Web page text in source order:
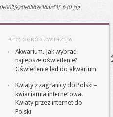
RYBY, OGRÓD ZWIERZĘTA
Akwarium. Jak wybrać
najlepsze oświetlenie?
Oświetlenie led do akwarium
Kwiaty z zagranicy do Polski –
kwiaciarnia internetowa.
Kwiaty przez internet do
Polski